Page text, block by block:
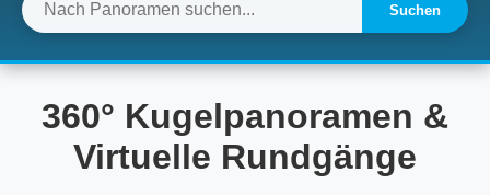
Suchen
360° Kugelpanoramen &
Virtuelle Rundgänge